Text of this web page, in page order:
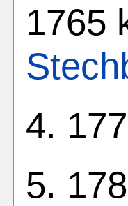
1765
4.
5.